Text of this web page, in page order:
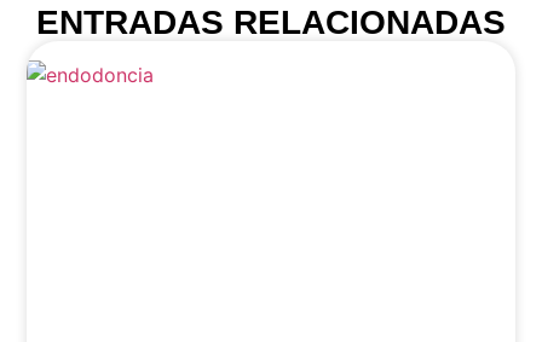
ENTRADAS RELACIONADAS